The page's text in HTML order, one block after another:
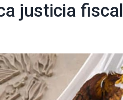
justicia fiscal